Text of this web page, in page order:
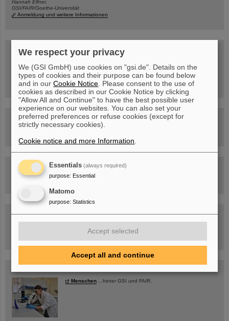
Hannah Elfner,
GSI/FAIR/Goethe-Universität
Anmeldung und weitere Informationen
SCIENCE POP-UP
geöffnet Di – Fr,
Sa, 11.07.26, 10:30-16:00 Uhr
Ernst-Ludwig-Str. 22
Innenstadt Darmstadt
FAIR-Trailer: Der Weg der Teilchen durch die
Beschleunigeranlage
Rundflug über die FAIR-Baustelle
Besichtigung von GSI/FAIR –
Menschen ...hinter GSI und FAIR.
We respect your privacy
We (GSI GmbH) use cookies on "gsi.de". Details on the
types of cookies and their purpose can be found below
and in ourCookie Notice . Please consent to the use of
cookies as described in our Cookie Notice by clicking
"Allow All and Continue" to have the best possible user
experience on our websites. You can also set your
preferred preferences or refuse cookies (except for
strictly necessary cookies).
Cookie notice and more Information
Essentials (always required)
purpose: Essential
Matomo
purpose: Statistics
Accept selected
Accept all and continue